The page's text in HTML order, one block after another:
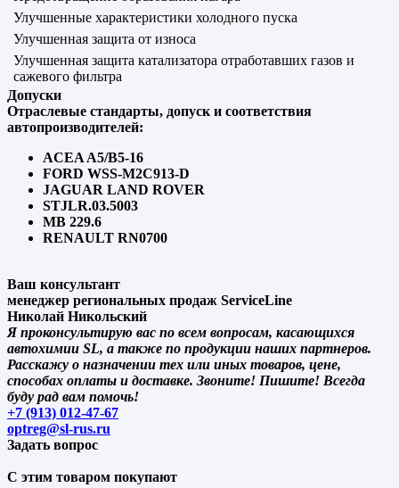
Улучшенные характеристики холодного пуска
Улучшенная защита от износа
Улучшенная защита катализатора отработавших газов и
сажевого фильтра
Допуски
Отраслевые стандарты, допуск и соответствия
автопроизводителей:
ACEA A5/B5-16
FORD WSS-M2C913-D
JAGUAR LAND ROVER
STJLR.03.5003
MB 229.6
RENAULT RN0700
Ваш консультант
менеджер региональных продаж ServiceLine
Николай Никольский
Я проконсультирую вас по всем вопросам, касающихся
автохимии SL, а также по продукции наших партнеров.
Расскажу о назначении тех или иных товаров, цене,
способах оплаты и доставке. Звоните! Пишите! Всегда
буду рад вам помочь!
+7 (913) 012-47-67
optreg@sl-rus.ru
Задать вопрос
С этим товаром покупают